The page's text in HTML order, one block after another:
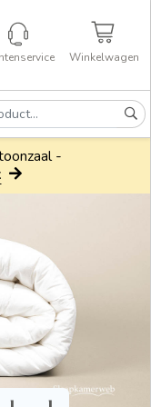
Winkelwagen
-